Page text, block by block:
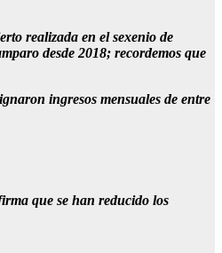
realizada en el sexenio de
desde 2018; recordemos que
ingresos mensuales de entre
que se han reducido los